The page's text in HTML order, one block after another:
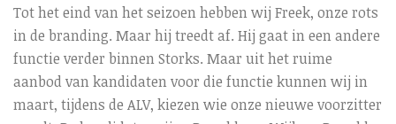
Tot het eind van het seizoen hebben wij Freek, onze rots
in de branding. Maar hij treedt af. Hij gaat in een andere
functie verder binnen Storks. Maar uit het ruime
aanbod van kandidaten voor die functie kunnen wij in
maart, tijdens de ALV, kiezen wie onze nieuwe voorzitter